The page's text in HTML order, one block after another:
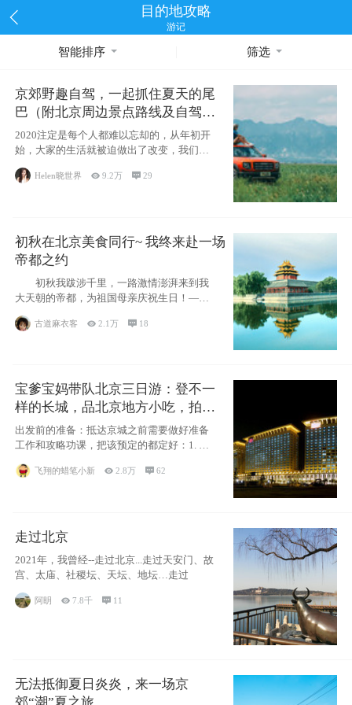
目的地攻略
游记
智能排序 筛选
京郊野趣自驾，一起抓住夏天的尾
巴（附北京周边景点路线及自驾攻
略）
2020注定是每个人都难以忘却的，从年初开
始，大家的生活就被迫做出了改变，我们也
不例外。本来双双辞职是为
Helen晓世界 9.2万 29
初秋在北京美食同行~ 我终来赴一场
帝都之约
初秋我跋涉千里，一路激情澎湃来到我
大天朝的帝都，为祖国母亲庆祝生日！——
古道麻衣客 2.1万  18
宝爹宝妈带队北京三日游：登不一
样的长城，品北京地方小吃，拍盘
古七星夜景！
出发前的准备：抵达京城之前需要做好准备
工作和攻略功课，把该预定的都定好：1. 酒
飞翔的蜡笔小新 2.8万 62
走过北京
2021年，我曾经--走过北京...走过天安门、故
宫、太庙、社稷坛、天坛、地坛…走过
阿眀 7.8千  11
无法抵御夏日炎炎，来一场京